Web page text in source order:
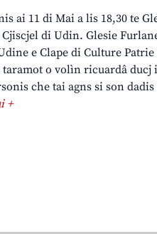
ai 11 di Mai a lis 18,30 te
di Udin. Glesie
e Clape di Culture
taramot o volìn ricuardâ ducj
che tai agns si son
+